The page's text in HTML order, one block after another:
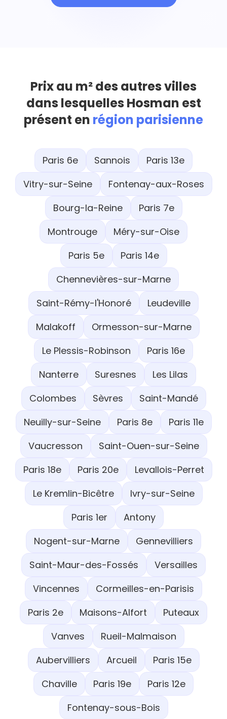
Prix au m² des autres villes
dans lesquelles Hosman est
présent en région parisienne
Paris 6e Sannois
Paris 13e
Vitry-sur-Seine
Fontenay-aux-Roses
Bourg-la-Reine
Paris 7e
Montrouge
Méry-sur-Oise
Paris 5e
Paris 14e
Chennevières-sur-Marne
Saint-Rémy-l'Honoré
Leudeville
Malakoff
Ormesson-sur-Marne
Le Plessis-Robinson
Paris 16e
Nanterre
Suresnes
Les Lilas
Colombes
Sèvres
Saint-Mandé
Neuilly-sur-Seine
Paris 8e
Paris 11e
Vaucresson
Saint-Ouen-sur-Seine
Paris 18e
Paris 20e
Levallois-Perret
Le Kremlin-Bicêtre
Ivry-sur-Seine
Paris 1er
Antony
Nogent-sur-Marne
Gennevilliers
Saint-Maur-des-Fossés
Versailles
Vincennes
Cormeilles-en-Parisis
Paris 2e
Maisons-Alfort
Puteaux
Vanves
Rueil-Malmaison
Aubervilliers
Arcueil
Paris 15e
Chaville
Paris 19e
Paris 12e
Fontenay-sous-Bois